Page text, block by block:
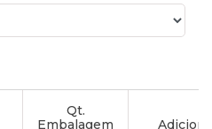
Qt.
Embalagem